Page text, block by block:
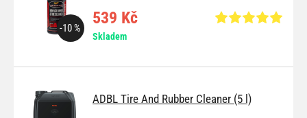
-10 %
539 Kč
Skladem
ADBL Tire And Rubber Cleaner (5 l)